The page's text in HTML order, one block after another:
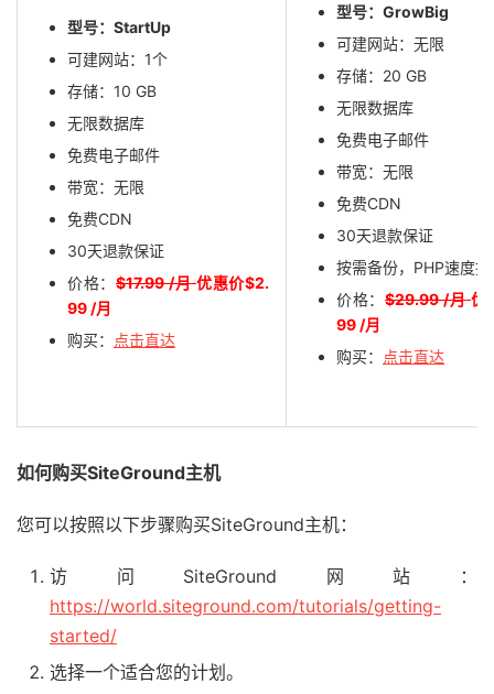
型号：StartUp
可建网站：1个
存储：10 GB
无限数据库
免费电子邮件
带宽：无限
免费CDN
30天退款保证
价格：$17.99 /月 优惠价$2.
99 /月
购买：
点击直达
型号：GrowBig
可建网站：无限
存储：20 GB
无限数据库
免费电子邮件
带宽：无限
免费CDN
30天退款保证
按需备份，PHP速度
价格：$29.99 /月 优
99 /月
购买：
点击直达
如何购买SiteGround主机
您可以按照以下步骤购买SiteGround主机：
访问SiteGround网站：
https://world.siteground.com/tutorials/getting-
started/
选择一个适合您的计划。